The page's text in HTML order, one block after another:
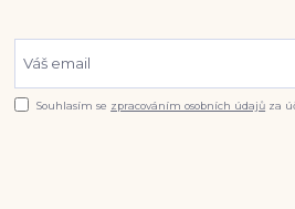
Souhlasím se zpracováním osobních údajů za